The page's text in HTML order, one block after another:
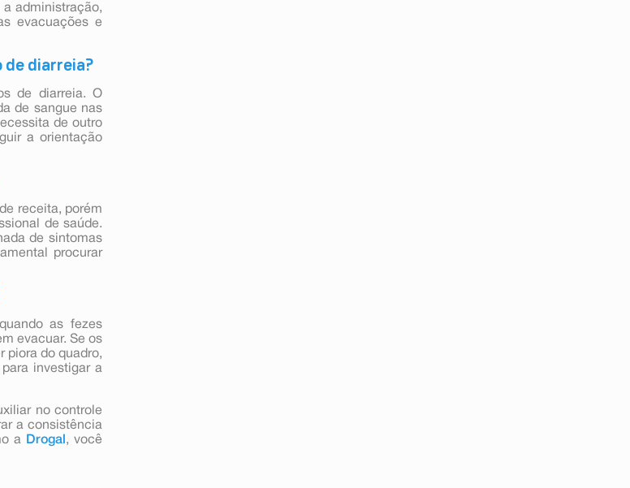
administração,
evacuações e
de diarreia?
de diarreia. O
de sangue nas
de outro
a orientação
receita, porém
de saúde.
de sintomas
procurar
as fezes
evacuar. Se os
piora do quadro,
investigar a
no controle
a consistência
a
Drogal , você